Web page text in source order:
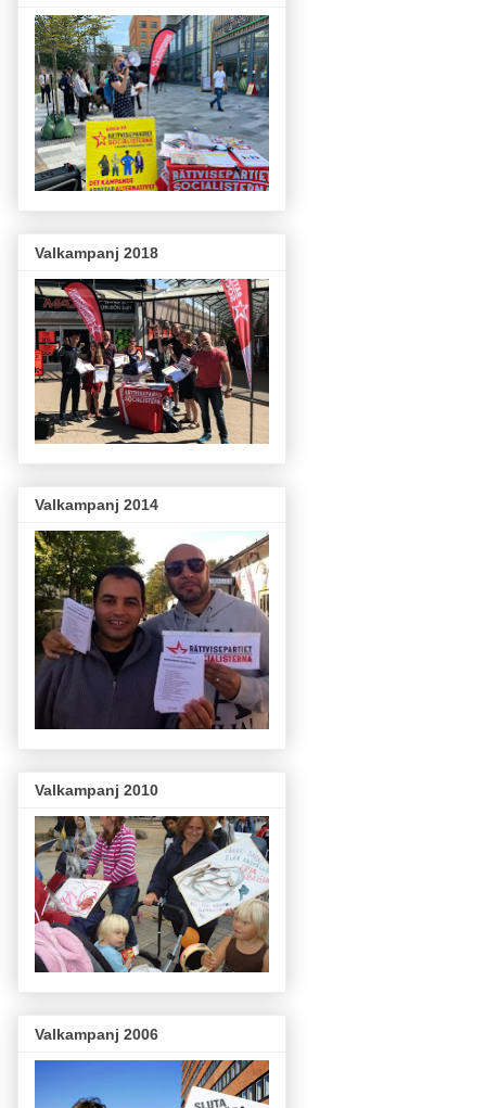
Valkampanj 2018
Valkampanj 2014
Valkampanj 2010
Valkampanj 2006